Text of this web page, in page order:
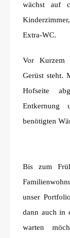
wächst auf
Extra-WC.
Vor Kurzem
Gerüst steht.
Hofseite
Entkernung
benötigten
Bis zum
unser
dann auch in
warten